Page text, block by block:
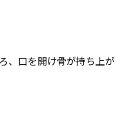
、口を開け骨が持ち上が